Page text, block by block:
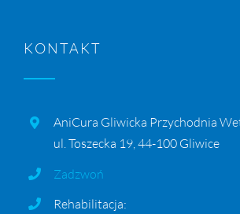
KONTAKT
AniCura Gliwicka Przychodnia
ul. Toszecka 19, 44-100 Gliwice
Zadzwoń
Rehabilitacja: